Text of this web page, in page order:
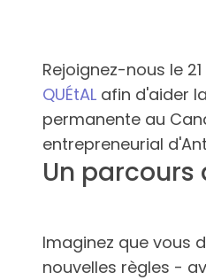
Rejoignez-nous le
QUÉtAL afin d'aider
permanente au
entrepreneurial
Un parcours
Imaginez que vous
nouvelles règles -